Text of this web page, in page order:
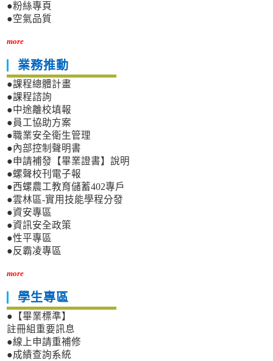
●粉絲專頁
●空氣品質
more
業務推動
●課程總體計畫
●課程諮詢
●中途離校填報
●員工協助方案
●職業安全衛生管理
●內部控制聲明書
●申請補發【畢業證書】說明
●螺聲校刊電子報
●西螺農工教育儲蓄402專戶
●雲林區-實用技能學程分發
●資安專區
●資訊安全政策
●性平專區
●反霸凌專區
more
學生專區
●【畢業標準】
註冊組重要訊息
●線上申請重補修
●成績查詢系統